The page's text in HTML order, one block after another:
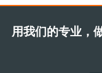
用我们的专业，